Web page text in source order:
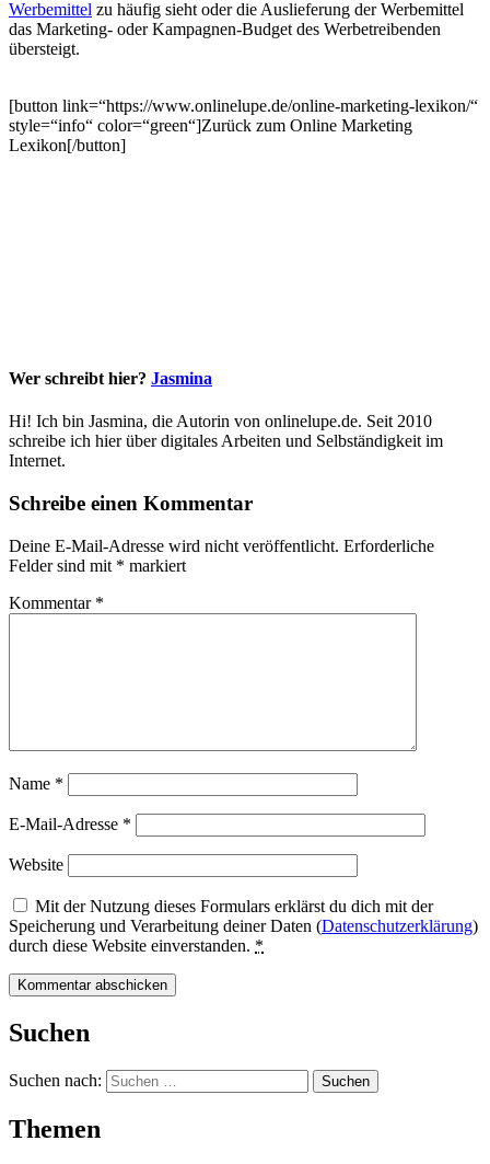
Werbemittel zu häufig sieht oder die Auslieferung der Werbemittel
das Marketing- oder Kampagnen-Budget des Werbetreibenden
übersteigt.
[button link=“https://www.onlinelupe.de/online-marketing-lexikon/“
style=“info“ color=“green“]Zurück zum Online Marketing
Lexikon[/button]
Wer schreibt hier? Jasmina
Hi! Ich bin Jasmina, die Autorin von onlinelupe.de. Seit 2010
schreibe ich hier über digitales Arbeiten und Selbständigkeit im
Internet.
Schreibe einen Kommentar
Deine E-Mail-Adresse wird nicht veröffentlicht. Erforderliche
Felder sind mit * markiert
Kommentar *
Name *
E-Mail-Adresse *
Website
Mit der Nutzung dieses Formulars erklärst du dich mit der
Speicherung und Verarbeitung deiner Daten (Datenschutzerklärung)
durch diese Website einverstanden. *
Suchen
Suchen nach:
Themen